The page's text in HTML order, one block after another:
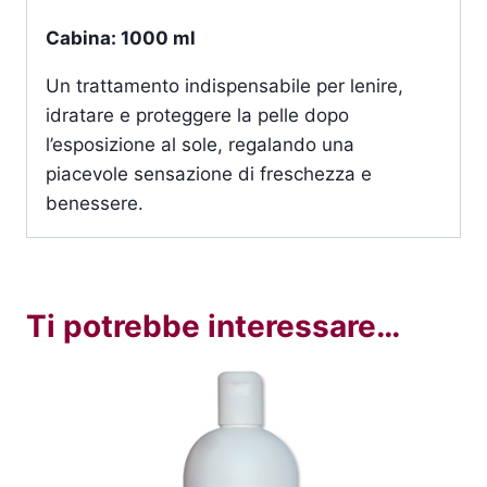
Cabina: 1000 ml
Un trattamento indispensabile per lenire,
idratare e proteggere la pelle dopo
l’esposizione al sole, regalando una
piacevole sensazione di freschezza e
benessere.
Ti potrebbe interessare…